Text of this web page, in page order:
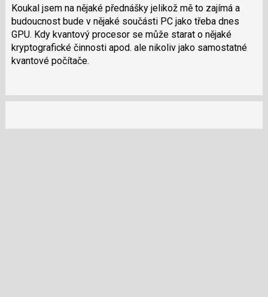
použít
i
klávesy
N
pro
P
Koukal jsem na nějaké přednášky jelikož mě to zajímá a
budoucnost bude v nějaké součásti PC jako třeba dnes
GPU. Kdy kvantový procesor se může starat o nějaké
kryptografické činnosti apod. ale nikoliv jako samostatné
kvantové počítače.